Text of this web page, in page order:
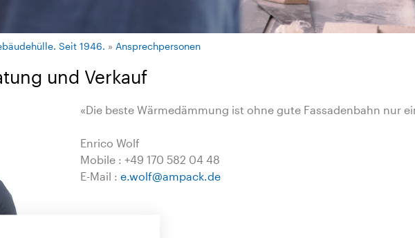
Seit 1946. » Ansprechpersonen
und Verkauf
«Die beste Wärmedämmung ist ohne gute Fassadenbahn nur
Enrico Wolf
Mobile : +49 170 582 04 48
E-Mail : e.wolf@ampack.de